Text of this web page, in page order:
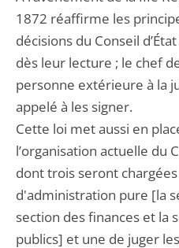
1872 réaffirme les
décisions du Conseil
dès leur lecture ; le chef
personne extérieure à la
appelé à les signer.
Cette loi met aussi en
l’organisation actuelle du
dont trois seront
d'administration pure [la
section des finances et la
publics] et une de juger